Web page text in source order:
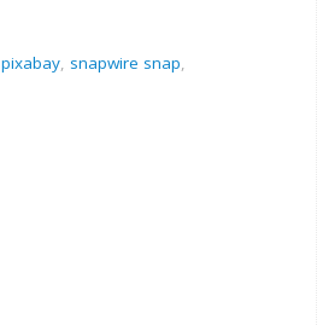
pixabay, snapwire snap,